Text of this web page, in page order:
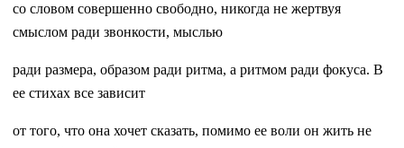
со словом совершенно свободно, никогда не жертвуя
смыслом ради звонкости, мыслью
ради размера, образом ради ритма, а ритмом ради фокуса. В
ее стихах все зависит
от того, что она хочет сказать, помимо ее воли он жить не